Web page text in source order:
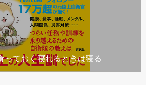
っておく寝れるときは寝る